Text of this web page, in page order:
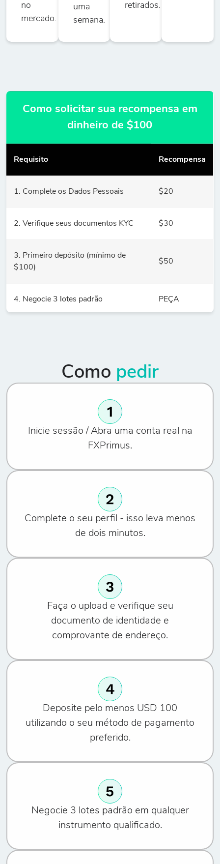
no
mercado.
uma
semana.
retirados.
Como solicitar sua recompensa em
dinheiro de $100
Requisito Recompensa
1. Complete os Dados Pessoais $20
2. Verifique seus documentos KYC $30
3. Primeiro depósito (mínimo de
$100)
$50
4. Negocie 3 lotes padrão PEÇA
Como pedir
Inicie sessão / Abra uma conta real na
FXPrimus.
Complete o seu perfil - isso leva menos
de dois minutos.
Faça o upload e verifique seu
documento de identidade e
comprovante de endereço.
Deposite pelo menos USD 100
utilizando o seu método de pagamento
preferido.
Negocie 3 lotes padrão em qualquer
instrumento qualificado.